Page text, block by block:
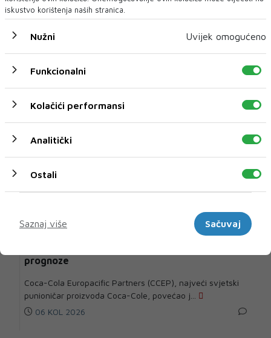
Vijesti iz svijeta
prognoze
Coca-Cola Europacific Partners (CCEP), najveći svjetski
punioničar proizvoda Coca-Cole, povećao j...
06 KOL 2026
iskustvo korištenja naših stranica.
Nužni Uvijek omogućeno
Funkcionalni
Kolačići performansi
Analitički
Ostali
Saznaj više
Sačuvaj